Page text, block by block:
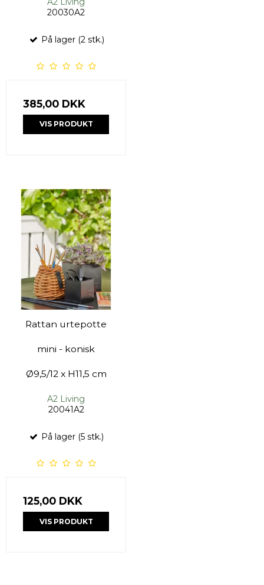
20030A2
På lager (2 stk.)
385,00 DKK
VIS PRODUKT
Rattan urtepotte
mini - konisk
Ø9,5/12 x H11,5 cm
A2 Living
20041A2
På lager (5 stk.)
125,00 DKK
VIS PRODUKT